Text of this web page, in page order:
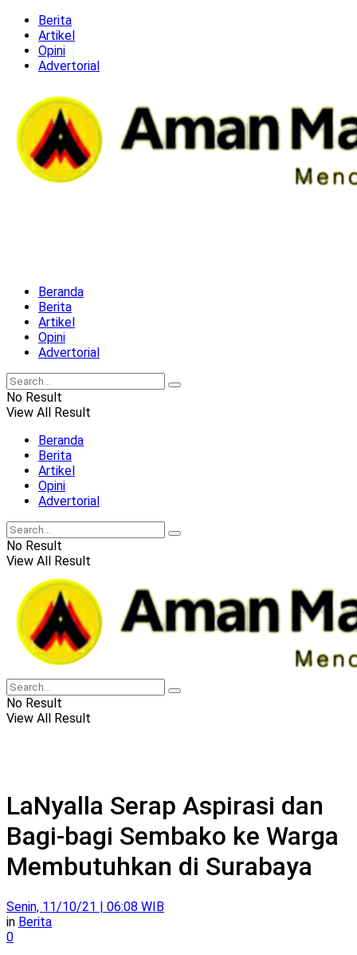
Berita
Artikel
Opini
Advertorial
Beranda
Berita
Artikel
Opini
Advertorial
No Result
View All Result
Beranda
Berita
Artikel
Opini
Advertorial
No Result
View All Result
No Result
View All Result
LaNyalla Serap Aspirasi dan
Bagi-bagi Sembako ke Warga
Membutuhkan di Surabaya
Senin, 11/10/21 | 06:08 WIB
in Berita
0